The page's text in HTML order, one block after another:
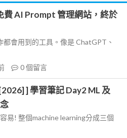
費 AI Prompt 管理網站，終於
會用到的工具。像是 ChatGPT、
0個留言
] 學習筆記 Day2 ML 及
易! 整個machine learning分成三個